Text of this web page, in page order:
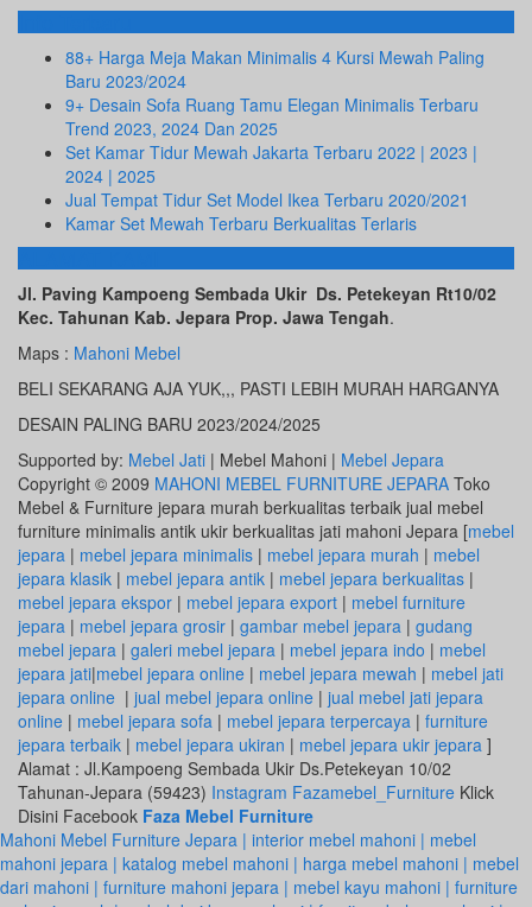
Info Terbaru
88+ Harga Meja Makan Minimalis 4 Kursi Mewah Paling
Baru 2023/2024
9+ Desain Sofa Ruang Tamu Elegan Minimalis Terbaru
Trend 2023, 2024 Dan 2025
Set Kamar Tidur Mewah Jakarta Terbaru 2022 | 2023 |
2024 | 2025
Jual Tempat Tidur Set Model Ikea Terbaru 2020/2021
Kamar Set Mewah Terbaru Berkualitas Terlaris
ALAMAT KAMI
Jl. Paving Kampoeng Sembada Ukir Ds. Petekeyan Rt10/02
Kec. Tahunan Kab. Jepara Prop. Jawa Tengah.
Maps : Mahoni Mebel
BELI SEKARANG AJA YUK,,, PASTI LEBIH MURAH HARGANYA
DESAIN PALING BARU 2023/2024/2025
Supported by: Mebel Jati | Mebel Mahoni | Mebel Jepara
Copyright © 2009 MAHONI MEBEL FURNITURE JEPARA Toko
Mebel & Furniture jepara murah berkualitas terbaik jual mebel
furniture minimalis antik ukir berkualitas jati mahoni Jepara [mebel
jepara | mebel jepara minimalis | mebel jepara murah | mebel
jepara klasik | mebel jepara antik | mebel jepara berkualitas |
mebel jepara ekspor | mebel jepara export | mebel furniture
jepara | mebel jepara grosir | gambar mebel jepara | gudang
mebel jepara | galeri mebel jepara | mebel jepara indo | mebel
jepara jati|mebel jepara online | mebel jepara mewah | mebel jati
jepara online | jual mebel jepara online | jual mebel jati jepara
online | mebel jepara sofa | mebel jepara terpercaya | furniture
jepara terbaik | mebel jepara ukiran | mebel jepara ukir jepara ]
Alamat : Jl.Kampoeng Sembada Ukir Ds.Petekeyan 10/02
Tahunan-Jepara (59423) Instagram Fazamebel_Furniture Klick
Disini Facebook Faza Mebel Furniture
Mahoni Mebel Furniture Jepara | interior mebel mahoni | mebel
mahoni jepara | katalog mebel mahoni | harga mebel mahoni | mebel
dari mahoni | furniture mahoni jepara | mebel kayu mahoni | furniture